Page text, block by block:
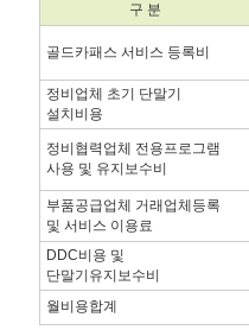
구 분
골드카패스 서비스 등록비
정비업체 초기 단말기
설치비용
정비협력업체 전용프로그램
사용 및 유지보수비
부품공급업체 거래업체등록
및 서비스 이용료
DDC비용 및
단말기유지보수비
월비용합계